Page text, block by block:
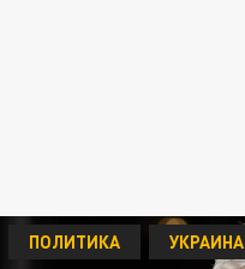
ПОЛИТИКА УКРАИНА